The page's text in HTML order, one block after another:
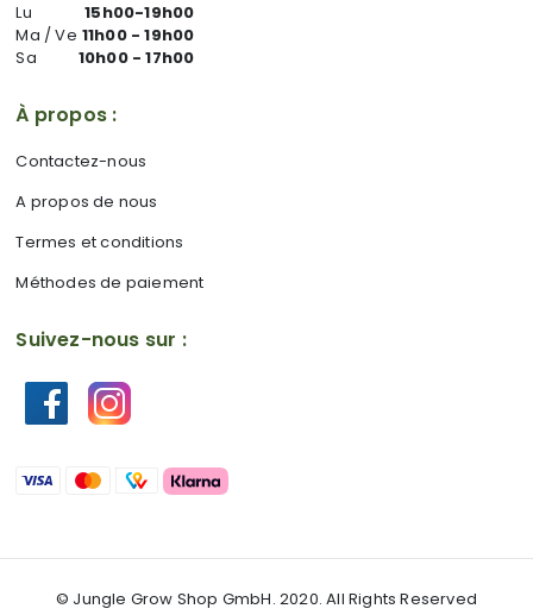
Lu
15h00-19h00
Ma / Ve 11h00 - 19h00
Sa
10h00 - 17h00
À propos :
Contactez-nous
A propos de nous
Termes et conditions
Méthodes de paiement
Suivez-nous sur :
© Jungle Grow Shop GmbH. 2020. All Rights Reserved